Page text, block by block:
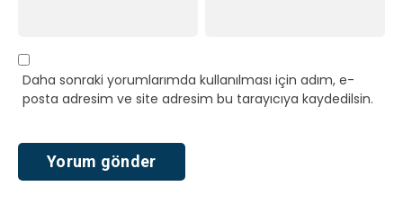
Daha sonraki yorumlarımda kullanılması için adım, e-
posta adresim ve site adresim bu tarayıcıya kaydedilsin.